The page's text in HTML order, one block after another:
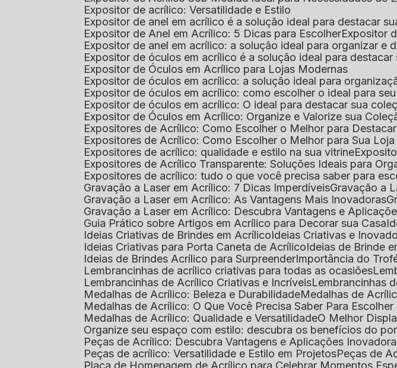
Expositor de acrílico: Versatilidade e Estilo
Expositor de anel em acrílico é a solução ideal para destacar
Expositor de Anel em Acrílico: 5 Dicas para Escolher Expositor
Expositor de anel em acrílico: a solução ideal para organizar e
Expositor de óculos em acrílico é a solução ideal para
Expositor de Óculos em Acrílico para Lojas Modernas
Expositor de óculos em acrílico: a solução ideal para
Expositor de óculos em acrílico: como escolher o ideal para
Expositor de óculos em acrílico: O ideal para destacar sua
Expositor de Óculos em Acrílico: Organize e Valorize sua
Expositores de Acrílico: Como Escolher o Melhor para
Expositores de Acrílico: Como Escolher o Melhor para Sua
Expositores de acrílico: qualidade e estilo na sua vitrine
Expositores de Acrílico Transparente: Soluções Ideais para
Expositores de acrílico: tudo o que você precisa saber para
Gravação a Laser em Acrílico: 7 Dicas Imperdíveis
Gravação a
Gravação a Laser em Acrílico: As Vantagens Mais Inovadoras
Gravação a Laser em Acrílico: Descubra Vantagens e
Guia Prático sobre Artigos em Acrílico para Decorar sua Casa
Ideias Criativas de Brindes em Acrílico Ideias Criativas e
Ideias Criativas para Porta Caneta de Acrílico Ideias de Brinde
Ideias de Brindes Acrílico para Surpreender Importância do
Lembrancinhas de acrílico criativas para todas as ocasiões
Lembrancinhas de Acrílico Criativas e Incríveis Lembrancinhas
Medalhas de Acrílico: Beleza e Durabilidade
Medalhas de
Medalhas de Acrílico: O Que Você Precisa Saber Para Escolher
Medalhas de Acrílico: Qualidade e Versatilidade
O Melhor
Organize seu espaço com estilo: descubra os benefícios do
Peças de Acrílico: Descubra Vantagens e Aplicações
Peças de acrílico: Versatilidade e Estilo em Projetos
Peças de
Placa de Homenagem de Acrílico para Celebrar Momentos